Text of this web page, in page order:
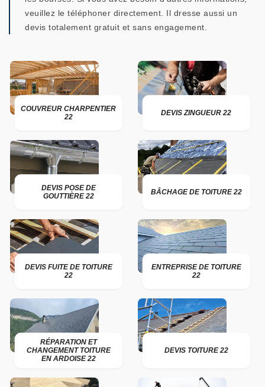
veuillez le téléphoner directement. Il dresse aussi un
devis totalement gratuit et sans engagement.
COUVREUR CHARPENTIER
22
DEVIS ZINGUEUR 22
DEVIS POSE DE
GOUTTIÈRE 22
BÂCHAGE DE TOITURE 22
DEVIS FUITE DE TOITURE
22
ENTREPRISE DE TOITURE
22
RÉPARATION ET
CHANGEMENT TOITURE
EN ARDOISE 22
DEVIS TOITURE 22